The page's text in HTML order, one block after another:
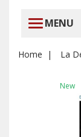
MENU
Home La
New